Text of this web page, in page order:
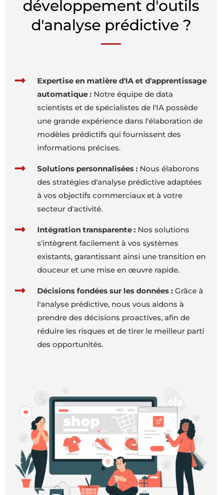
développement d'outils
d'analyse prédictive ?
Expertise en matière d'IA et d'apprentissage
automatique : Notre équipe de data
scientists et de spécialistes de l'IA possède
une grande expérience dans l'élaboration de
modèles prédictifs qui fournissent des
informations précises.
Solutions personnalisées : Nous élaborons
des stratégies d'analyse prédictive adaptées
à vos objectifs commerciaux et à votre
secteur d'activité.
Intégration transparente : Nos solutions
s'intègrent facilement à vos systèmes
existants, garantissant ainsi une transition en
douceur et une mise en œuvre rapide.
Décisions fondées sur les données : Grâce à
l'analyse prédictive, nous vous aidons à
prendre des décisions proactives, afin de
réduire les risques et de tirer le meilleur parti
des opportunités.